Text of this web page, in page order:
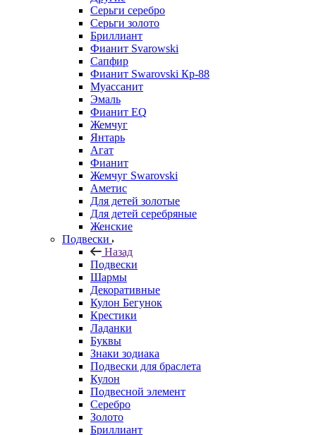
Серьги серебро
Серьги золото
Бриллиант
Фианит Svarowski
Сапфир
Фианит Swarovski Кр-88
Муассанит
Эмаль
Фианит EQ
Жемчуг
Янтарь
Агат
Фианит
Жемчуг Swarovski
Аметис
Для детей золотые
Для детей серебряные
Женские
Подвески
Назад
Подвески
Шармы
Декоративные
Кулон Бегунок
Крестики
Ладанки
Буквы
Знаки зодиака
Подвески для браслета
Кулон
Подвесной элемент
Серебро
Золото
Бриллиант